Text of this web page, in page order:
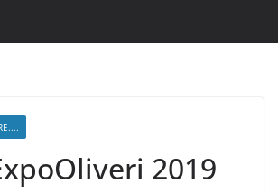
2019